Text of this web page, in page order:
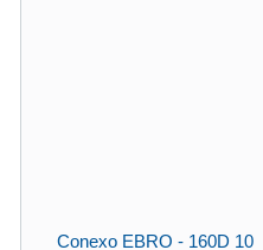
Conexo EBRO - 160D 10